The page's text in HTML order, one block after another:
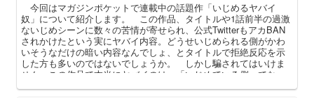
今回はマガジンポケットで連載中の話題作「いじめるヤバイ
奴」について紹介します。 この作品、タイトルや1話前半の過激
ないじめシーンに数々の苦情が寄せられ、公式TwitterもアカBAN
されかけたという実にヤバイ内容。どうせいじめられる側がかわ
いそうなだけの暗い内容なんでしょ、とタイトルで拒絶反応を示
した方も多いのではないでしょうか。 しかし騙されてはいけま
せん。この作品で本当にヤバイのは、「いじめている側」でな